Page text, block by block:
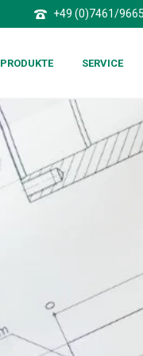
+49 (0)7461/
PRODUKTE SERVICE